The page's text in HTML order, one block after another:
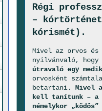
Régi
–
kórismét).
Mivel az orvos és
nyilvánvaló, hogy
útravaló egy
orvosként
betartani. Mivel
kell tanítunk – a
némelykor